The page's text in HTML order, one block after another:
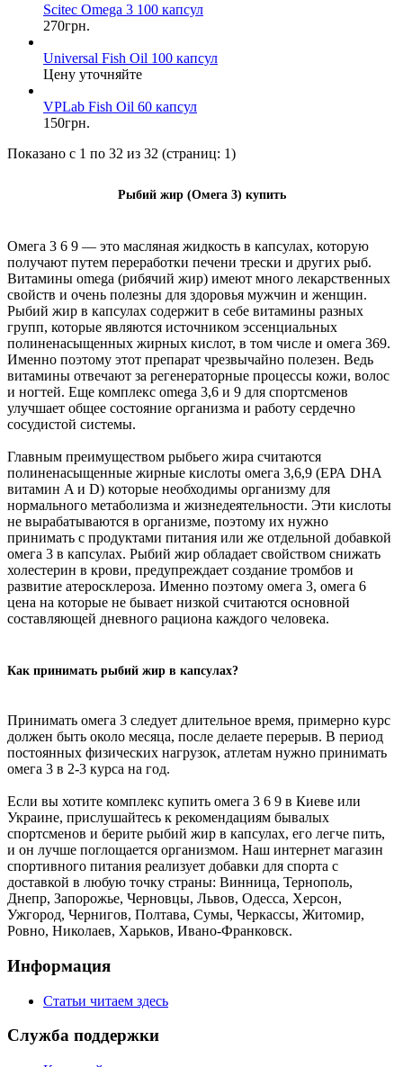
Scitec Omega 3 100 капсул
270грн.
Universal Fish Oil 100 капсул
Цену уточняйте
VPLab Fish Oil 60 капсул
150грн.
Показано с 1 по 32 из 32 (страниц: 1)
Рыбий жир (Омега 3) купить
Омега 3 6 9 — это масляная жидкость в капсулах, которую
получают путем переработки печени трески и других рыб.
Витамины omega (рибячий жир) имеют много лекарственных
свойств и очень полезны для здоровья мужчин и женщин.
Рыбий жир в капсулах содержит в себе витамины разных
групп, которые являются источником эссенциальных
полиненасыщенных жирных кислот, в том числе и омега 369.
Именно поэтому этот препарат чрезвычайно полезен. Ведь
витамины отвечают за регенераторные процессы кожи, волос
и ногтей. Еще комплекс omega 3,6 и 9 для спортсменов
улучшает общее состояние организма и работу сердечно
сосудистой системы.
Главным преимуществом рыбьего жира считаются
полиненасыщенные жирные кислоты омега 3,6,9 (ЕРА DHA
витамин A и D) которые необходимы организму для
нормального метаболизма и жизнедеятельности. Эти кислоты
не вырабатываются в организме, поэтому их нужно
принимать с продуктами питания или же отдельной добавкой
омега 3 в капсулах. Рыбий жир обладает свойством снижать
холестерин в крови, предупреждает создание тромбов и
развитие атеросклероза. Именно поэтому омега 3, омега 6
цена на которые не бывает низкой считаются основной
составляющей дневного рациона каждого человека.
Как принимать рыбий жир в капсулах?
Принимать омега 3 следует длительное время, примерно курс
должен быть около месяца, после делаете перерыв. В период
постоянных физических нагрузок, атлетам нужно принимать
омега 3 в 2-3 курса на год.
Если вы хотите комплекс купить омега 3 6 9 в Киеве или
Украине, прислушайтесь к рекомендациям бывалых
спортсменов и берите рыбий жир в капсулах, его легче пить,
и он лучше поглощается организмом. Наш интернет магазин
спортивного питания реализует добавки для спорта с
доставкой в любую точку страны: Винница, Тернополь,
Днепр, Запорожье, Черновцы, Львов, Одесса, Херсон,
Ужгород, Чернигов, Полтава, Сумы, Черкассы, Житомир,
Ровно, Николаев, Харьков, Ивано-Франковск.
Информация
Статьи читаем здесь
Служба поддержки